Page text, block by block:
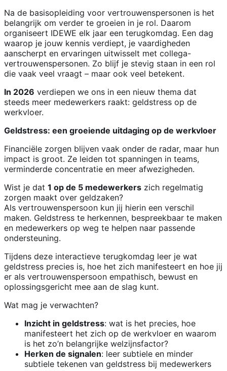
Na de basisopleiding voor vertrouwenspersonen is het
belangrijk om verder te groeien in je rol. Daarom
organiseert IDEWE elk jaar een terugkomdag. Een dag
waarop je jouw kennis verdiept, je vaardigheden
aanscherpt en ervaringen uitwisselt met collega-
vertrouwenspersonen. Zo blijf je stevig staan in een rol
die vaak veel vraagt – maar ook veel betekent.
In 2026 verdiepen we ons in een nieuw thema dat
steeds meer medewerkers raakt: geldstress op de
werkvloer.
Geldstress: een groeiende uitdaging op de werkvloer
Financiële zorgen blijven vaak onder de radar, maar hun
impact is groot. Ze leiden tot spanningen in teams,
verminderde concentratie en meer afwezigheden.
Wist je dat 1 op de 5 medewerkers zich regelmatig
zorgen maakt over geldzaken?
Als vertrouwenspersoon kun jij hierin een verschil
maken. Geldstress te herkennen, bespreekbaar te maken
en medewerkers op weg te helpen naar passende
ondersteuning.
Tijdens deze interactieve terugkomdag leer je wat
geldstress precies is, hoe het zich manifesteert en hoe jij
er als vertrouwenspersoon empathisch, bewust en
oplossingsgericht mee aan de slag kunt.
Wat mag je verwachten?
Inzicht in geldstress: wat is het precies, hoe
manifesteert het zich op de werkvloer en waarom
is het zo’n belangrijke welzijnsfactor?
Herken de signalen: leer subtiele en minder
subtiele tekenen van geldstress bij medewerkers